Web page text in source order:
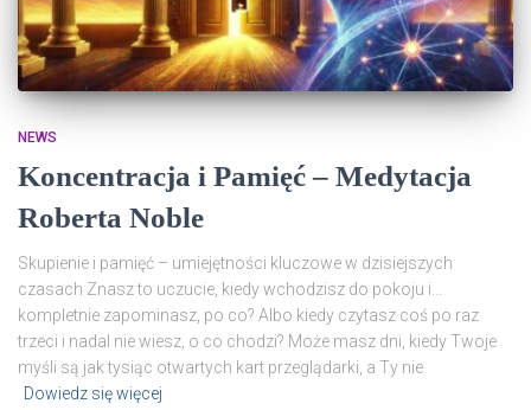
NEWS
Koncentracja i Pamięć – Medytacja
Roberta Noble
Skupienie i pamięć – umiejętności kluczowe w dzisiejszych
czasach Znasz to uczucie, kiedy wchodzisz do pokoju i…
kompletnie zapominasz, po co? Albo kiedy czytasz coś po raz
trzeci i nadal nie wiesz, o co chodzi? Może masz dni, kiedy Twoje
myśli są jak tysiąc otwartych kart przeglądarki, a Ty nie
Dowiedz się więcej